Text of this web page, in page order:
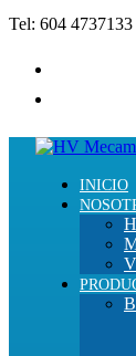
Saltar
Tel: 604 4737133
INICIO